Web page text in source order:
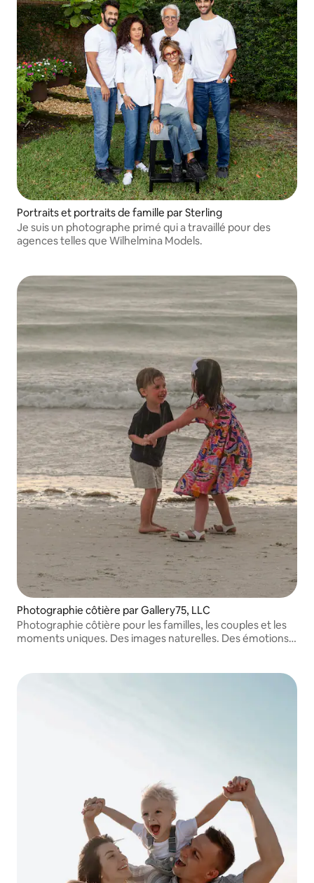
Portraits et portraits de famille par Sterling
Je suis un photographe primé qui a travaillé pour des
agences telles que Wilhelmina Models.
Photographie côtière par Gallery75, LLC
Photographie côtière pour les familles, les couples et les
moments uniques. Des images naturelles. Des émotions